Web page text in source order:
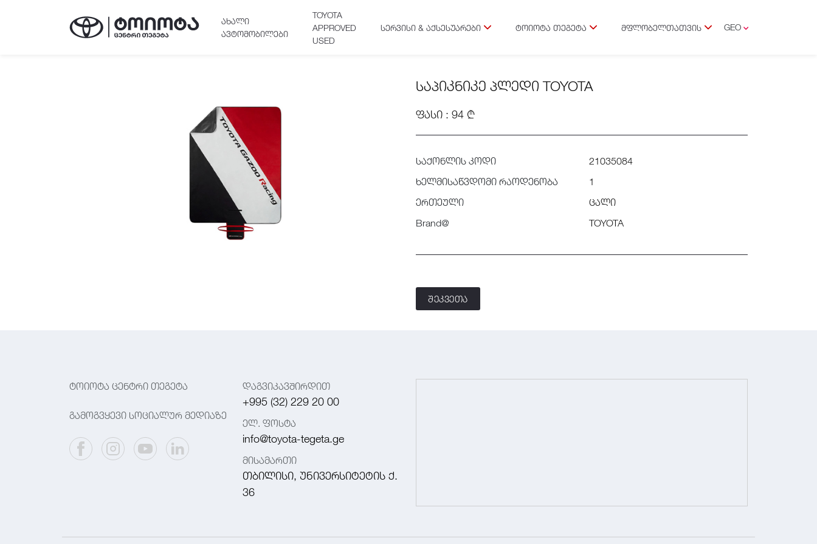
ᲐᲮᲐᲚᲘ
ᲐᲕᲢᲝᲛᲝᲑᲘᲚᲔᲑᲘ
TOYOTA
APPROVED
USED
ᲡᲔᲠᲕᲘᲡᲘ & ᲐᲥᲡᲔᲡᲣᲐᲠᲔᲑᲘ ᲢᲝᲘᲝᲢᲐ ᲗᲔᲒᲔᲢᲐ ᲛᲤᲚᲝᲑᲔᲚᲗᲐᲗᲕᲘᲡ
GEO
ᲡᲐᲞᲘᲙᲜᲘᲙᲔ ᲞᲚᲔᲓᲘ TOYOTA
ᲤᲐᲡᲘ : 94 ₾
საქონლის კოდი
21035084
ხელმისაწვდომი რაოდენობა
1
ერთეული
ცალი
Brand@
TOYOTA
შეკვეთა
ტოიოტა ცენტრი თეგეტა
გამოგვყევი სოციალურ მედიაზე
დაგვიკავშირდით
+995 (32) 229 20 00
ელ. ფოსტა
info@toyota-tegeta.ge
მისამართი
თბილისი, უნივერსიტეტის ქ.
36